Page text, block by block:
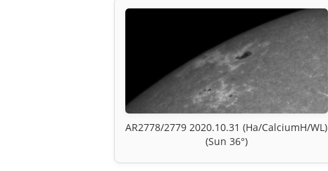
AR2778/2779 2020.10.31 (Ha/CalciumH/WL)
(Sun 36°)